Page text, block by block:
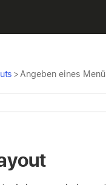
> Angeben eines